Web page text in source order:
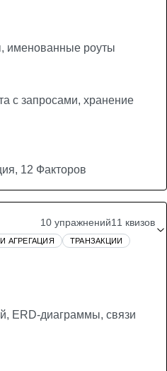
именованные роуты
с запросами, хранение
12 Факторов
10 упражнений11 квизов
АГРЕГАЦИЯ ТРАНЗАКЦИИ
ERD-диаграммы, связи